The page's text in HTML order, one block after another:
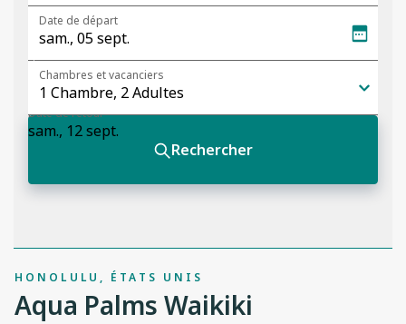
HONOLULU, ÉTATS UNIS
Aqua Palms Waikiki